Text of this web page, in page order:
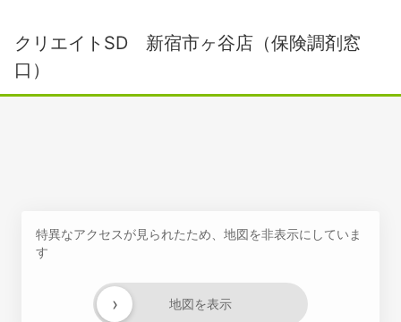
クリエイトSD 新宿市ヶ谷店（保険調剤窓
口）
特異なアクセスが見られたため、地図を非表示にしていま
す
地図を表示
›